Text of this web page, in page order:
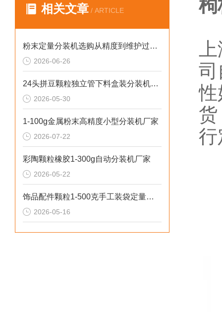
相关文章 / ARTICLE
粉末定量分装机选购从精度到维护过程的步骤
2026-06-26
24头拼豆颗粒独立管下料盒装分装机非标定制
2026-05-30
1-100g金属粉末高精度小型分装机厂家
2026-07-22
彩陶颗粒橡胶1-300g自动分装机厂家
2026-05-22
饰品配件颗粒1-500克手工装袋定量分装机推荐
2026-05-16
枸
司
性
行